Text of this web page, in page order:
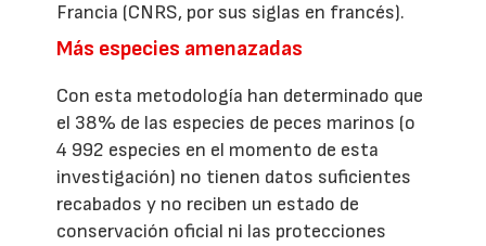
Francia (CNRS, por sus siglas en francés).
Más especies amenazadas
Con esta metodología han determinado que
el 38% de las especies de peces marinos (o
4 992 especies en el momento de esta
investigación) no tienen datos suficientes
recabados y no reciben un estado de
conservación oficial ni las protecciones